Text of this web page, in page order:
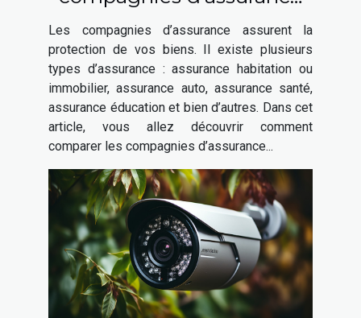
habitation ?
Les compagnies d’assurance assurent la
protection de vos biens. Il existe plusieurs
types d’assurance : assurance habitation ou
immobilier, assurance auto, assurance santé,
assurance éducation et bien d’autres. Dans cet
article, vous allez découvrir comment
comparer les compagnies d’assurance...